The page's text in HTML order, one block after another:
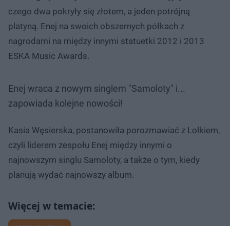
czego dwa pokryły się złotem, a jeden potrójną
platyną. Enej na swoich obszernych półkach z
nagrodami na między innymi statuetki 2012 i 2013
ESKA Music Awards.
Enej wraca z nowym singlem "Samoloty" i...
zapowiada kolejne nowości!
Kasia Węsierska, postanowiła porozmawiać z Lolkiem,
czyli liderem zespołu Enej między innymi o
najnowszym singlu Samoloty, a także o tym, kiedy
planują wydać najnowszy album.